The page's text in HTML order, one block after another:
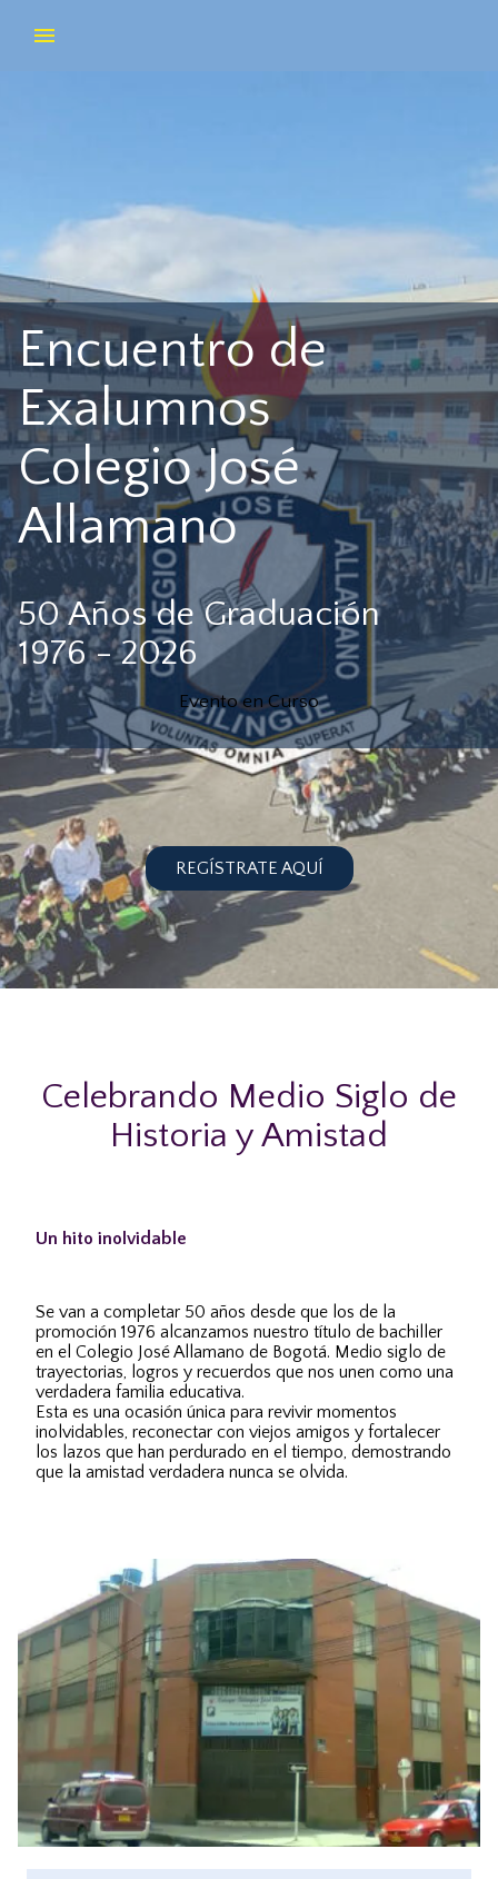
Encuentro de
Exalumnos
Colegio José
Allamano
50 Años de Graduación
1976 - 2026
Evento en Curso
REGÍSTRATE AQUÍ
Celebrando Medio Siglo de
Historia y Amistad
Un hito inolvidable
Se van a completar 50 años desde que los de la
promoción 1976 alcanzamos nuestro título de bachiller
en el Colegio José Allamano de Bogotá. Medio siglo de
trayectorias, logros y recuerdos que nos unen como una
verdadera familia educativa.
Esta es una ocasión única para revivir momentos
inolvidables, reconectar con viejos amigos y fortalecer
los lazos que han perdurado en el tiempo, demostrando
que la amistad verdadera nunca se olvida.